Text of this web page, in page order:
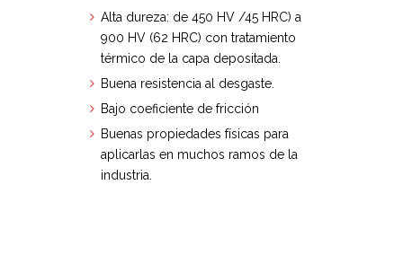
Alta dureza: de 450 HV /45 HRC) a
900 HV (62 HRC) con tratamiento
térmico de la capa depositada.
Buena resistencia al desgaste.
Bajo coeficiente de fricción
Buenas propiedades físicas para
aplicarlas en muchos ramos de la
industria.